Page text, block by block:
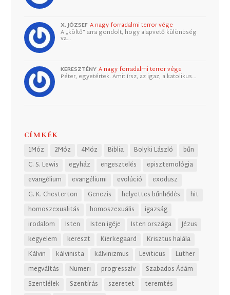
X. JÓZSEF A nagy forradalmi terror vége
A „költő” arra gondolt, hogy alapvető különbség
va…
KERESZTÉNY A nagy forradalmi terror vége
Péter, egyetértek. Amit írsz, az igaz, a katolikus…
CÍMKÉK
1Móz 2Móz 4Móz Biblia Bolyki László
bűn
C. S. Lewis
egyház engesztelés
episztemológia
evangélium
evangéliumi evolúció
exodusz
G. K. Chesterton
Genezis helyettes bűnhődés
hit
homoszexualitás
homoszexuális
igazság
irodalom
Isten Isten igéje Isten országa
Jézus
kegyelem
kereszt Kierkegaard
Krisztus halála
Kálvin
kálvinista kálvinizmus Leviticus
Luther
megváltás
Numeri progresszív
Szabados Ádám
Szentlélek
Szentírás szeretet
teremtés